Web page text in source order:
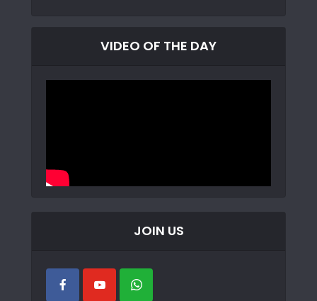
VIDEO OF THE DAY
JOIN US